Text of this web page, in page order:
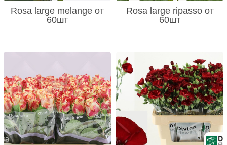
Rosa large melange от
60шт
Rosa large ripasso от
60шт